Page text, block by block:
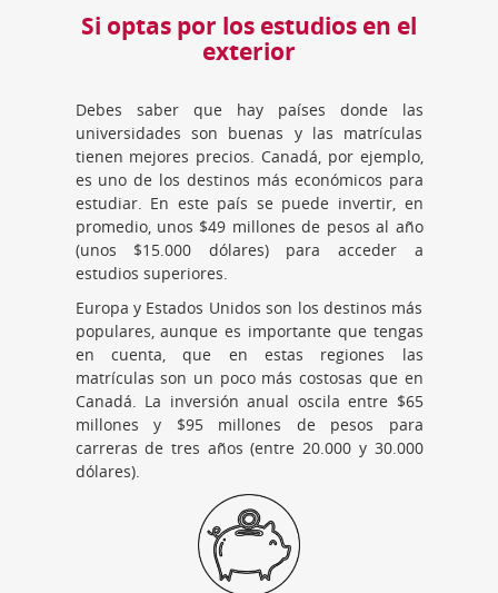
Si optas por los estudios en el
exterior
Debes saber que hay países donde las
universidades son buenas y las matrículas
tienen mejores precios. Canadá, por ejemplo,
es uno de los destinos más económicos para
estudiar. En este país se puede invertir, en
promedio, unos $49 millones de pesos al año
(unos $15.000 dólares) para acceder a
estudios superiores.
Europa y Estados Unidos son los destinos más
populares, aunque es importante que tengas
en cuenta, que en estas regiones las
matrículas son un poco más costosas que en
Canadá. La inversión anual oscila entre $65
millones y $95 millones de pesos para
carreras de tres años (entre 20.000 y 30.000
dólares).